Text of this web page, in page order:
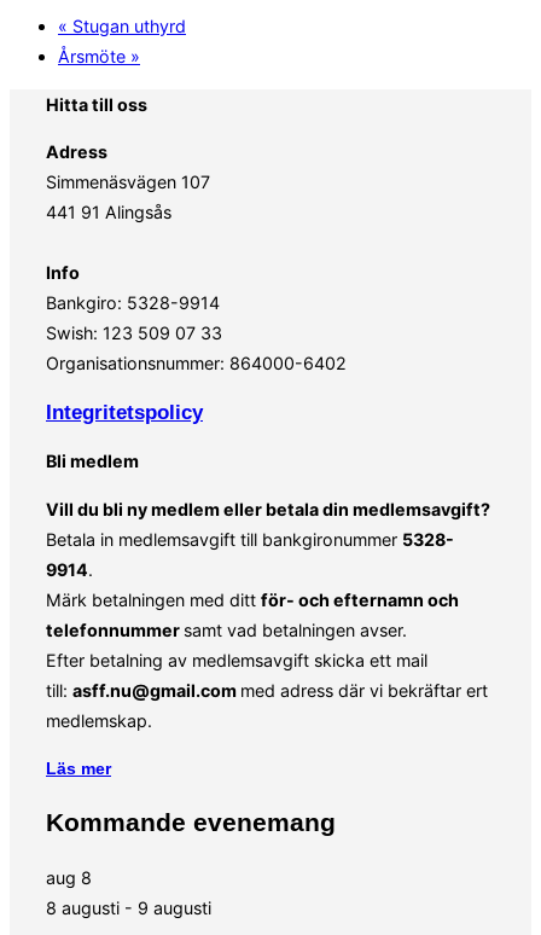
« Stugan uthyrd
Årsmöte »
Hitta till oss
Adress
Simmenäsvägen 107
441 91 Alingsås
Info
Bankgiro: 5328-9914
Swish: 123 509 07 33
Organisationsnummer: 864000-6402
Integritetspolicy
Bli medlem
Vill du bli ny medlem eller betala din medlemsavgift?
Betala in medlemsavgift till bankgironummer 5328-
9914.
Märk betalningen med ditt för- och efternamn och
telefonnummer samt vad betalningen avser.
Efter betalning av medlemsavgift skicka ett mail
till: asff.nu@gmail.com med adress där vi bekräftar ert
medlemskap.
Läs mer
Kommande evenemang
aug 8
8 augusti - 9 augusti